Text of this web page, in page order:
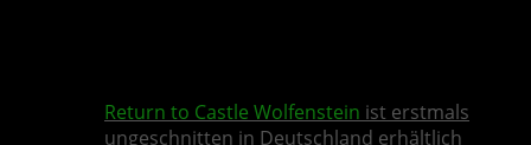
Return to Castle Wolfenstein ist erstmals
ungeschnitten in Deutschland erhältlich